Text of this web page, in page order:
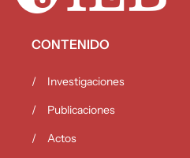
CONTENIDO
Investigaciones
Publicaciones
Actos